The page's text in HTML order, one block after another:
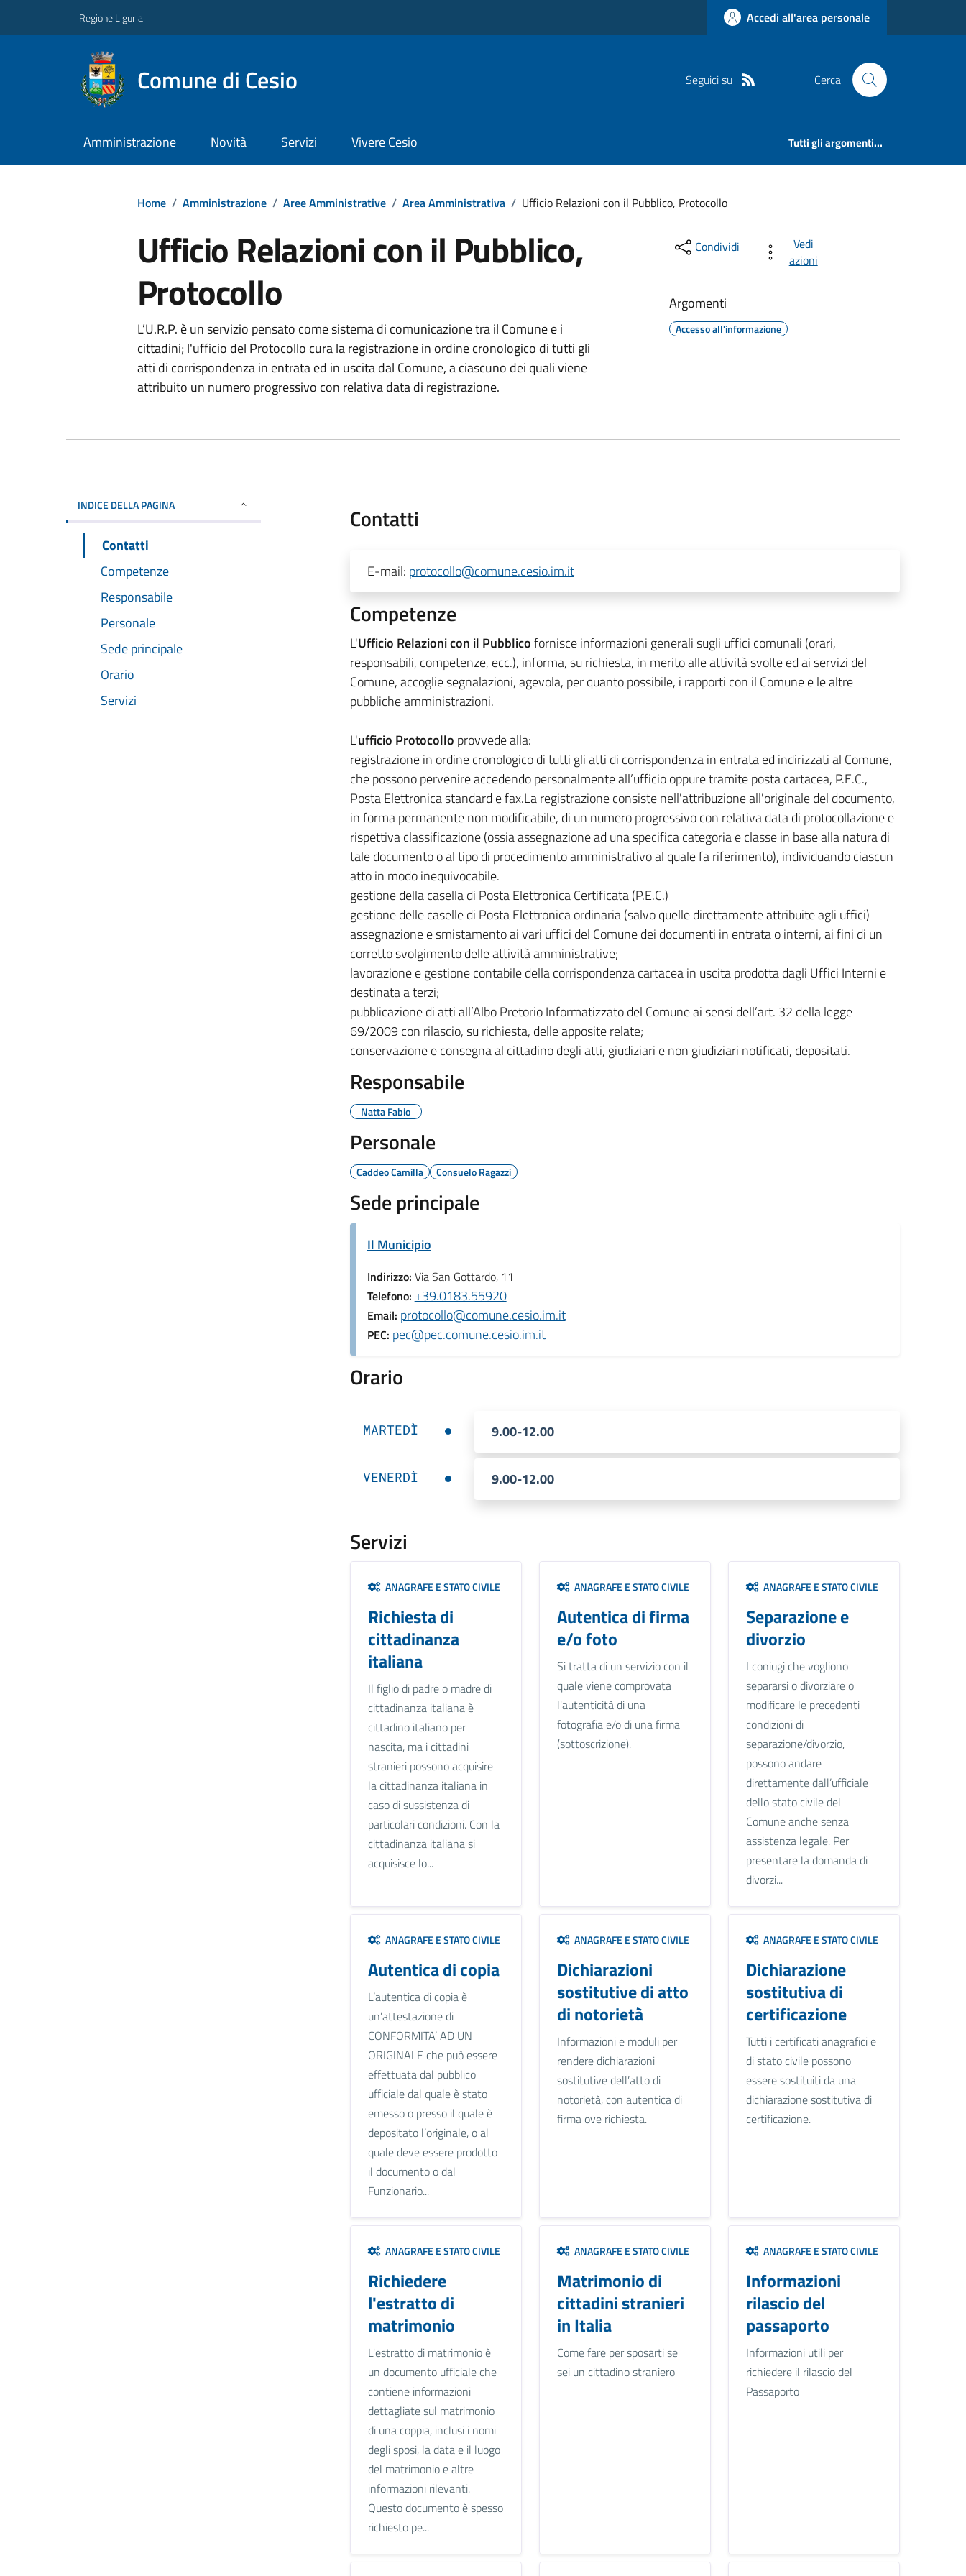
Regione Liguria Accedi all'area personale
Comune di Cesio Seguici su Cerca
Amministrazione Novità Servizi Vivere Cesio Tutti gli argomenti...
Home / Amministrazione / Aree Amministrative / Area Amministrativa / Ufficio Relazioni con il Pubblico, Protocollo
Ufficio Relazioni con il Pubblico,
Protocollo
L’U.R.P. è un servizio pensato come sistema di comunicazione tra il Comune e i
cittadini; l'ufficio del Protocollo cura la registrazione in ordine cronologico di tutti gli
atti di corrispondenza in entrata ed in uscita dal Comune, a ciascuno dei quali viene
attribuito un numero progressivo con relativa data di registrazione.
Condividi
Vedi
azioni
Argomenti
Accesso all'informazione
INDICE DELLA PAGINA
Contatti
Competenze
Responsabile
Personale
Sede principale
Orario
Servizi
Contatti
E-mail: protocollo@comune.cesio.im.it
Competenze
L'Ufficio Relazioni con il Pubblicofornisce informazioni generali sugli uffici comunali (orari,
responsabili, competenze, ecc.), informa, su richiesta, in merito alle attività svolte ed ai servizi del
Comune, accoglie segnalazioni, agevola, per quanto possibile, i rapporti con il Comune e le altre
pubbliche amministrazioni.
L'ufficio Protocollo provvede alla:
registrazione in ordine cronologico di tutti gli atti di corrispondenza in entrata ed indirizzati al Comune,
che possono pervenire accedendo personalmente all’ufficio oppure tramite posta cartacea, P.E.C.,
Posta Elettronica standard e fax.La registrazione consiste nell'attribuzione all'originale del documento,
in forma permanente non modificabile, di un numero progressivo con relativa data di protocollazione e
rispettiva classificazione (ossia assegnazione ad una specifica categoria e classe in base alla natura di
tale documento o al tipo di procedimento amministrativo al quale fa riferimento), individuando ciascun
atto in modo inequivocabile.
gestione della casella di Posta Elettronica Certificata (P.E.C.)
gestione delle caselle di Posta Elettronica ordinaria (salvo quelle direttamente attribuite agli uffici)
assegnazione e smistamento ai vari uffici del Comune dei documenti in entrata o interni, ai fini di un
corretto svolgimento delle attività amministrative;
lavorazione e gestione contabile della corrispondenza cartacea in uscita prodotta dagli Uffici Interni e
destinata a terzi;
pubblicazione di atti all’Albo Pretorio Informatizzato del Comune ai sensi dell’art. 32 della legge
69/2009 con rilascio, su richiesta, delle apposite relate;
conservazione e consegna al cittadino degli atti, giudiziari e non giudiziari notificati, depositati.
Responsabile
Natta Fabio
Personale
Caddeo Camilla Consuelo Ragazzi
Sede principale
Il Municipio
Indirizzo: Via San Gottardo, 11
Telefono: +39.0183.55920
Email: protocollo@comune.cesio.im.it
PEC: pec@pec.comune.cesio.im.it
Orario
MARTEDÌ 9.00-12.00
VENERDÌ 9.00-12.00
Servizi
ANAGRAFE E STATO CIVILE
Richiesta di
cittadinanza
italiana
Il figlio di padre o madre di
cittadinanza italiana è
cittadino italiano per
nascita, ma i cittadini
stranieri possono acquisire
la cittadinanza italiana in
caso di sussistenza di
particolari condizioni. Con la
cittadinanza italiana si
acquisisce lo...
ANAGRAFE E STATO CIVILE
Autentica di firma
e/o foto
Si tratta di un servizio con il
quale viene comprovata
l'autenticità di una
fotografia e/o di una firma
(sottoscrizione).
ANAGRAFE E STATO CIVILE
Separazione e
divorzio
I coniugi che vogliono
separarsi o divorziare o
modificare le precedenti
condizioni di
separazione/divorzio,
possono andare
direttamente dall’ufficiale
dello stato civile del
Comune anche senza
assistenza legale. Per
presentare la domanda di
divorzi...
ANAGRAFE E STATO CIVILE
Autentica di copia
L’autentica di copia è
un’attestazione di
CONFORMITA’ AD UN
ORIGINALE che può essere
effettuata dal pubblico
ufficiale dal quale è stato
emesso o presso il quale è
depositato l’originale, o al
quale deve essere prodotto
il documento o dal
Funzionario...
ANAGRAFE E STATO CIVILE
Dichiarazioni
sostitutive di atto
di notorietà
Informazioni e moduli per
rendere dichiarazioni
sostitutive dell’atto di
notorietà, con autentica di
firma ove richiesta.
ANAGRAFE E STATO CIVILE
Dichiarazione
sostitutiva di
certificazione
Tutti i certificati anagrafici e
di stato civile possono
essere sostituiti da una
dichiarazione sostitutiva di
certificazione.
ANAGRAFE E STATO CIVILE
Richiedere
l'estratto di
matrimonio
L'estratto di matrimonio è
un documento ufficiale che
contiene informazioni
dettagliate sul matrimonio
di una coppia, inclusi i nomi
degli sposi, la data e il luogo
del matrimonio e altre
informazioni rilevanti.
Questo documento è spesso
richiesto pe...
ANAGRAFE E STATO CIVILE
Matrimonio di
cittadini stranieri
in Italia
Come fare per sposarti se
sei un cittadino straniero
ANAGRAFE E STATO CIVILE
Informazioni
rilascio del
passaporto
Informazioni utili per
richiedere il rilascio del
Passaporto